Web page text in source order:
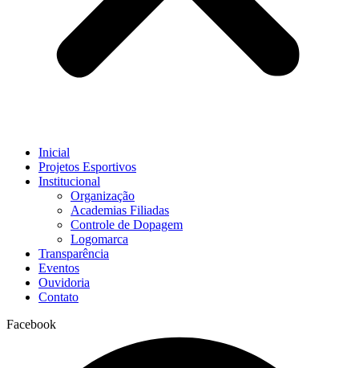
Inicial
Projetos Esportivos
Institucional
Organização
Academias Filiadas
Controle de Dopagem
Logomarca
Transparência
Eventos
Ouvidoria
Contato
Facebook